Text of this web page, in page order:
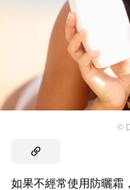
©
如果不經常使用防曬霜